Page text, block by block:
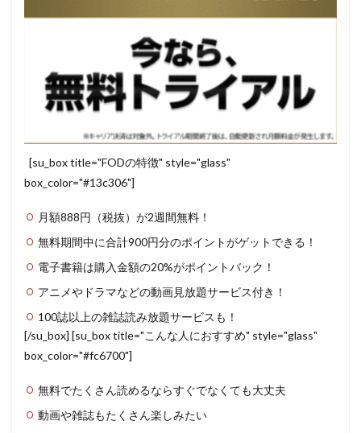
[su_box title="FODの特徴" style="glass"
box_color="#13c306"]
月額888円（税抜）が2週間無料！
無料期間中に合計900円分のポイントがゲットできる！
電子書籍は購入金額の20%がポイントバック！
アニメやドラマなどの動画見放題サービス付き！
100誌以上の雑誌読み放題サービスも！
[/su_box] [su_box title="こんな人におすすめ" style="glass"
box_color="#fc6700"]
無料でたくさん読めるならすぐでなくても大丈夫
動画や雑誌もたくさん楽しみたい